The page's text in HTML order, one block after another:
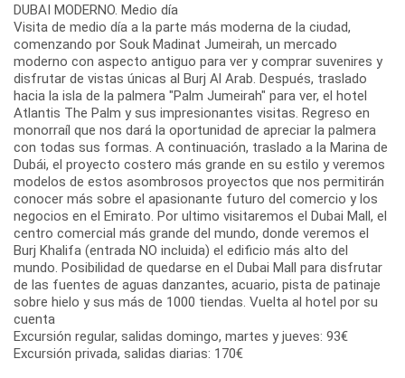
DUBAI MODERNO. Medio día
Visita de medio día a la parte más moderna de la ciudad,
comenzando por Souk Madinat Jumeirah, un mercado
moderno con aspecto antiguo para ver y comprar suvenires y
disfrutar de vistas únicas al Burj Al Arab. Después, traslado
hacia la isla de la palmera "Palm Jumeirah" para ver, el hotel
Atlantis The Palm y sus impresionantes visitas. Regreso en
monorraíl que nos dará la oportunidad de apreciar la palmera
con todas sus formas. A continuación, traslado a la Marina de
Dubái, el proyecto costero más grande en su estilo y veremos
modelos de estos asombrosos proyectos que nos permitirán
conocer más sobre el apasionante futuro del comercio y los
negocios en el Emirato. Por ultimo visitaremos el Dubai Mall, el
centro comercial más grande del mundo, donde veremos el
Burj Khalifa (entrada NO incluida) el edificio más alto del
mundo. Posibilidad de quedarse en el Dubai Mall para disfrutar
de las fuentes de aguas danzantes, acuario, pista de patinaje
sobre hielo y sus más de 1000 tiendas. Vuelta al hotel por su
cuenta
Excursión regular, salidas domingo, martes y jueves: 93€
Excursión privada, salidas diarias: 170€